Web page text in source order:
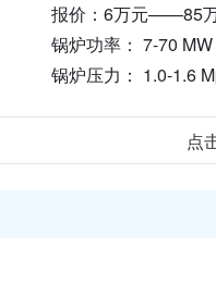
报价：6万元——85
锅炉功率： 7-70 MW
锅炉压力： 1.0-1.6
点